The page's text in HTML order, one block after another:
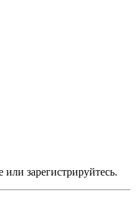
зарегистрируйтесь.